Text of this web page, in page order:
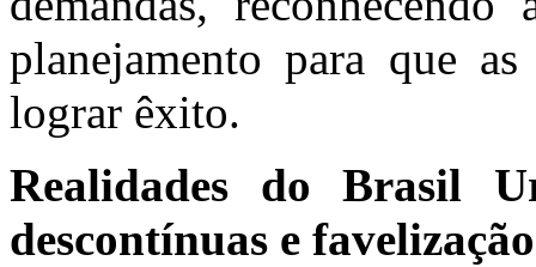
planejamento para que
lograr êxito.
Realidades do Brasil
descontínuas e favelização